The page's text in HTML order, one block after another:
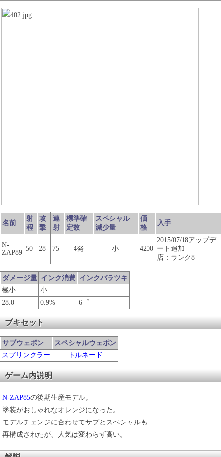
名前
射
程
攻
撃
連
射
標準確
定数
スペシャル
減少量
価
格
入手
N-
ZAP89
50 28 75 4発 小 4200
2015/07/18アップデ
ート追加
店：ランク8
ダメージ量 インク消費 インクバラツキ
極小
小
28.0
0.9% 6゜
ブキセット
サブウェポン
スペシャルウェポン
スプリンクラー
トルネード
ゲーム内説明
N-ZAP85の後期生産モデル。
塗装がおしゃれなオレンジになった。
モデルチェンジに合わせてサブとスペシャルも
再構成されたが、人気は変わらず高い。